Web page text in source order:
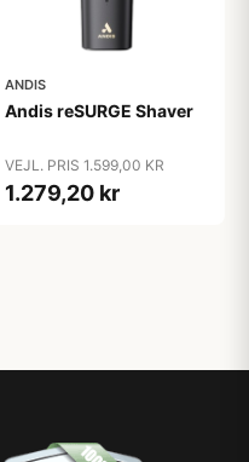
ANDIS
Andis reSURGE Shaver
VEJL. PRIS 1.599,00 KR
1.279,20 kr